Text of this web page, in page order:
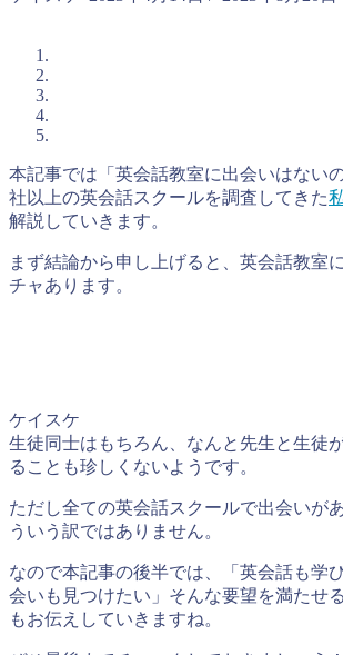
本記事では「英会話教室に出会いはない
社以上の英会話スクールを調査してきた
解説していきます。
まず結論から申し上げると、英会話教室
チャあります。
ケイスケ
生徒同士はもちろん、なんと先生と生徒
ることも珍しくないようです。
ただし全ての英会話スクールで出会いが
ういう訳ではありません。
なので本記事の後半では、「英会話も学
会いも見つけたい」そんな要望を満たせ
もお伝えしていきますね。